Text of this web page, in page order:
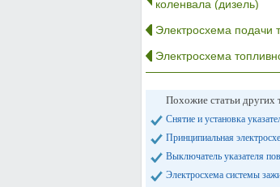
коленвала (дизель)
Электросхема подачи
Электросхема
Похожие статьи
Снятие и установка
Принципиальная
Выключатель указателя
Электросхема системы